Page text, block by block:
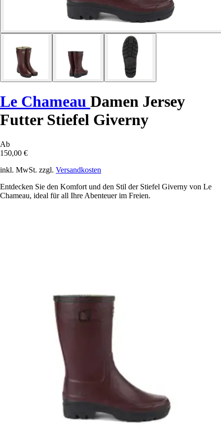
Le Chameau Damen Jersey
Futter Stiefel Giverny
Ab
150,00 €
inkl. MwSt. zzgl. Versandkosten
Entdecken Sie den Komfort und den Stil der Stiefel Giverny von Le
Chameau, ideal für all Ihre Abenteuer im Freien.